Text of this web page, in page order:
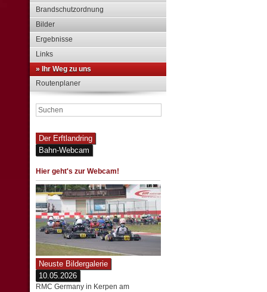
Brandschutzordnung
Bilder
Ergebnisse
Links
» Ihr Weg zu uns
Routenplaner
Der Erftlandring
Bahn-Webcam
Hier geht's zur Webcam!
Neuste Bildergalerie
10.05.2026
RMC Germany in Kerpen am